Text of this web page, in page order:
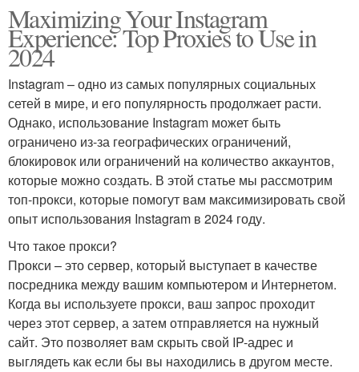
Maximizing Your Instagram
Experience: Top Proxies to Use in
2024
Instagram – одно из самых популярных социальных
сетей в мире, и его популярность продолжает расти.
Однако, использование Instagram может быть
ограничено из-за географических ограничений,
блокировок или ограничений на количество аккаунтов,
которые можно создать. В этой статье мы рассмотрим
топ-прокси, которые помогут вам максимизировать свой
опыт использования Instagram в 2024 году.
Что такое прокси?
Прокси – это сервер, который выступает в качестве
посредника между вашим компьютером и Интернетом.
Когда вы используете прокси, ваш запрос проходит
через этот сервер, а затем отправляется на нужный
сайт. Это позволяет вам скрыть свой IP-адрес и
выглядеть как если бы вы находились в другом месте.